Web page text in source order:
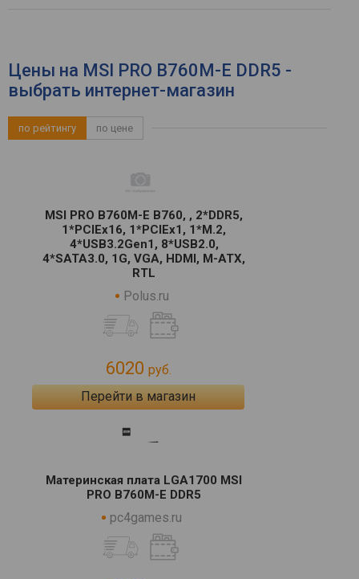
Цены на MSI PRO B760M-E DDR5 -
выбрать интернет-магазин
по рейтингу по цене
MSI PRO B760M-E B760, , 2*DDR5,
1*PCIEx16, 1*PCIEx1, 1*M.2,
4*USB3.2Gen1, 8*USB2.0,
4*SATA3.0, 1G, VGA, HDMI, M-ATX,
RTL
Polus.ru
6020 руб.
Перейти в магазин
Материнская плата LGA1700 MSI
PRO B760M-E DDR5
pc4games.ru